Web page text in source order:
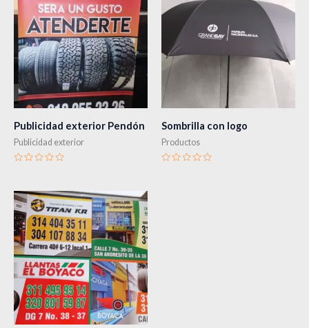
Publicidad exterior Pendón
Publicidad exterior
de
5
Sombrilla con logo
Productos